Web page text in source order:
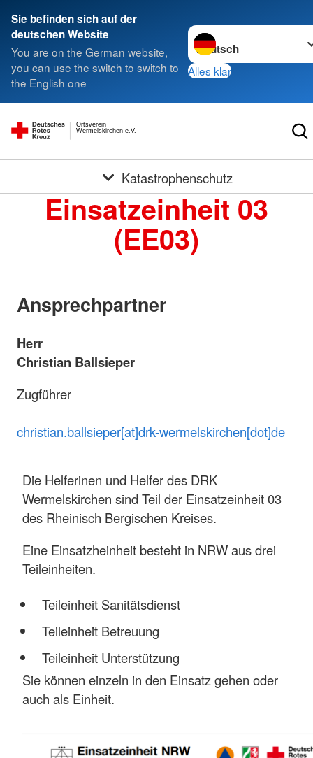
Sie befinden sich auf der
deutschen Website
You are on the German website,
you can use the switch to switch to
the English one
Sprache wechseln zu
Alles klar
Wermelskirchen e.V.
Ortsverein
Katastrophenschutz
Einsatzeinheit 03
(EE03)
Ansprechpartner
Herr
Christian Ballsieper
Zugführer
christian.ballsieper[at]drk-wermelskirchen[dot]de
Die Helferinen und Helfer des DRK
Wermelskirchen sind Teil der Einsatzeinheit 03
des Rheinisch Bergischen Kreises.
Eine Einsatzheinheit besteht in NRW aus drei
Teileinheiten.
Teileinheit Sanitätsdienst
Teileinheit Betreuung
Teileinheit Unterstützung
Sie können einzeln in den Einsatz gehen oder
auch als Einheit.